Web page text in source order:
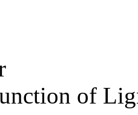
of